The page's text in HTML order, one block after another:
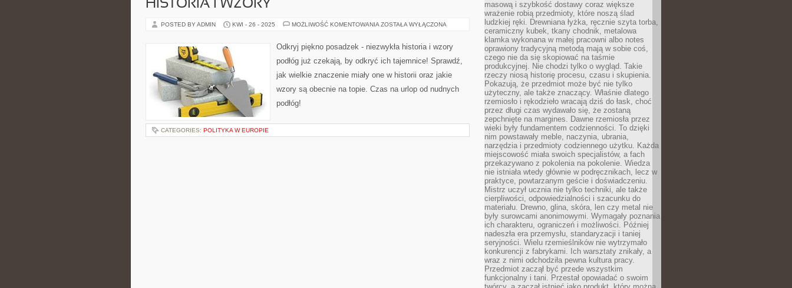
HISTORIA I WZORY
POSTED BY ADMIN KWI - 26 - 2025 MOŻLIWOŚĆ KOMENTOWANIA ODKRYJ
NIEZWYKŁA
I
ZOSTAŁA WYŁĄCZONA
Odkryj piękno posadzek - niezwykła historia i wzory
podłóg już czekają, by odkryć ich tajemnice! Sprawdź,
jak wielkie znaczenie miały one w historii oraz jakie
wzory są obecnie na topie. Czas na urlop od nudnych
podłóg!
CATEGORIES: POLITYKA W EUROPIE
masową i szybkość dostawy coraz większe
wrażenie robią przedmioty, które noszą ślad
ludzkiej ręki. Drewniana łyżka, ręcznie szyta torba,
ceramiczny kubek, tkany chodnik, metalowa
klamka wykonana w małej pracowni albo notes
oprawiony tradycyjną metodą mają w sobie coś,
czego nie da się skopiować na taśmie
produkcyjnej. Nie chodzi tylko o wygląd. Takie
rzeczy niosą historię procesu, czasu i skupienia.
Pokazują, że przedmiot może być nie tylko
użyteczny, ale także znaczący. Właśnie dlatego
rzemiosło i rękodzieło wracają dziś do łask, choć
przez długi czas wydawało się, że zostaną
zepchnięte na margines. Dawne rzemiosła przez
wieki były fundamentem codzienności. To dzięki
nim powstawały meble, naczynia, ubrania,
narzędzia i przedmioty codziennego użytku. Każda
miejscowość miała swoich specjalistów, a fach
przekazywano z pokolenia na pokolenie. Wiedza
nie istniała wtedy głównie w podręcznikach, lecz w
praktyce, powtarzanym geście i doświadczeniu.
Mistrz uczył ucznia nie tylko techniki, ale także
cierpliwości, odpowiedzialności i szacunku do
materiału. Drewno, glina, skóra, len czy metal nie
były surowcami anonimowymi. Wymagały poznania
ich charakteru, ograniczeń i możliwości. Później
nadeszła era przemysłu, standaryzacji i taniej
seryjności. Wielu rzemieślników nie wytrzymało
konkurencji z fabrykami. Ich warsztaty znikały, a
wraz z nimi odchodziła pewna kultura pracy.
Przedmiot zaczął być przede wszystkim
funkcjonalny i tani. Przestał opowiadać o swoim